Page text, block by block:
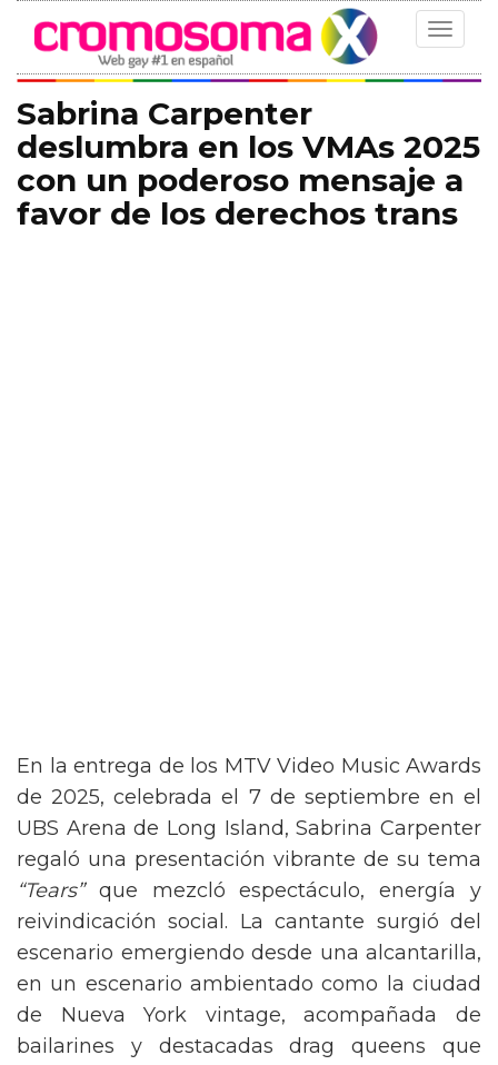
Toggle
Sabrina Carpenter
deslumbra en los VMAs 2025
con un poderoso mensaje a
favor de los derechos trans
En la entrega de los MTV Video Music Awards
de 2025, celebrada el 7 de septiembre en el
UBS Arena de Long Island, Sabrina Carpenter
regaló una presentación vibrante de su tema
“Tears”que mezcló espectáculo, energía y
reivindicación social. La cantante surgió del
escenario emergiendo desde una alcantarilla,
en un escenario ambientado como la ciudad
de Nueva York vintage, acompañada de
bailarines y destacadas drag queens que